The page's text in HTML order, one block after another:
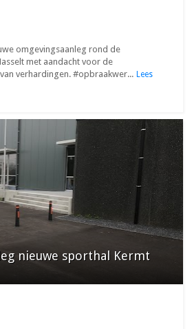
omgevingsaanleg rond de
met aandacht voor de
verhardingen. #opbraakwer... Lees
nieuwe sporthal Kermt